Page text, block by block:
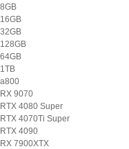
8GB
16GB
32GB
128GB
64GB
1TB
a800
RX 9070
RTX 4080 Super
RTX 4070Ti Super
RTX 4090
RX 7900XTX